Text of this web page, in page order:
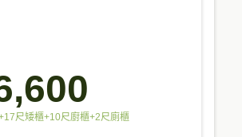
尺矮櫃+10尺廚櫃+2尺廁櫃